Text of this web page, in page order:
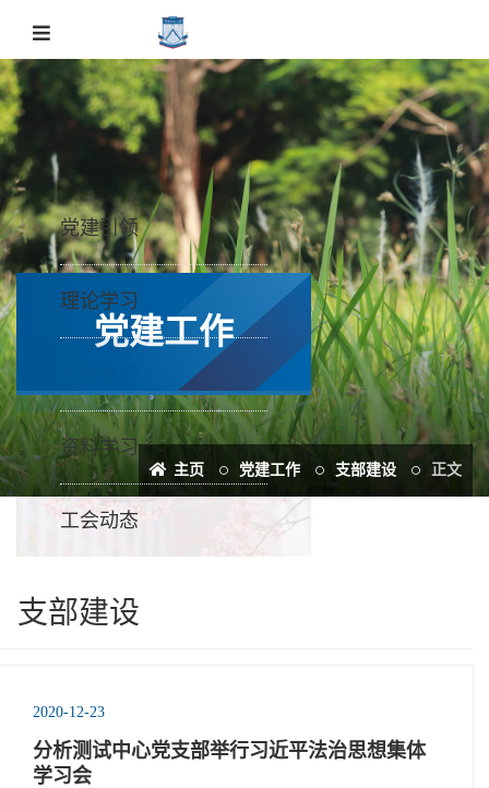
党建工作
主页 党建工作 支部建设 正文
党建引领
理论学习
资料学习
工会动态
支部建设
2020-12-23
分析测试中心党支部举行习近平法治思想集体
学习会